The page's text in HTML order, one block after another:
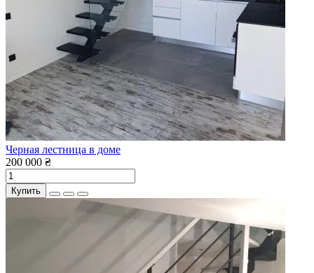
Черная лестница в доме
200 000 ₴
Купить